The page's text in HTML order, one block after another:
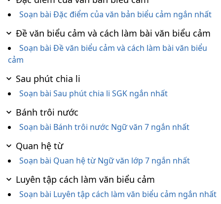
Soạn bài Đặc điểm của văn bản biểu cảm ngắn nhất
Đề văn biểu cảm và cách làm bài văn biểu cảm
Soạn bài Đề văn biểu cảm và cách làm bài văn biểu
cảm
Sau phút chia li
Soạn bài Sau phút chia li SGK ngắn nhất
Bánh trôi nước
Soạn bài Bánh trôi nước Ngữ văn 7 ngắn nhất
Quan hệ từ
Soạn bài Quan hệ từ Ngữ văn lớp 7 ngắn nhất
Luyên tập cách làm văn biểu cảm
Soạn bài Luyên tập cách làm văn biểu cảm ngắn nhất